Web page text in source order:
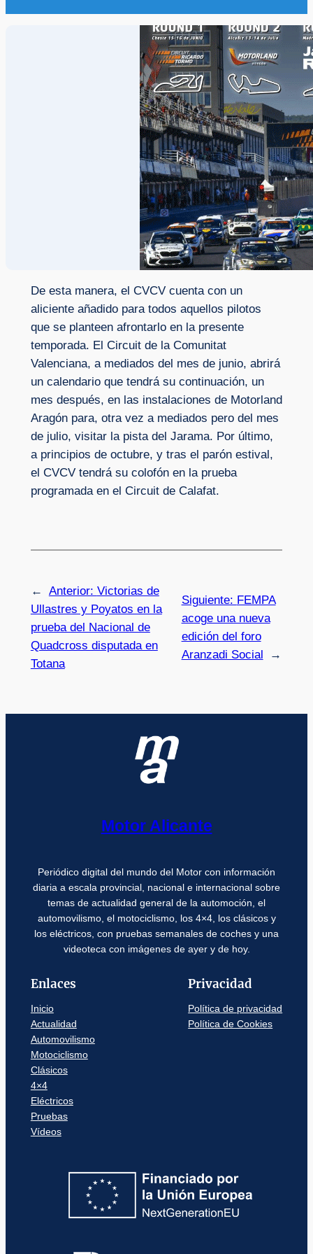
De esta manera, el CVCV cuenta con un
aliciente añadido para todos aquellos pilotos
que se planteen afrontarlo en la presente
temporada. El Circuit de la Comunitat
Valenciana, a mediados del mes de junio, abrirá
un calendario que tendrá su continuación, un
mes después, en las instalaciones de Motorland
Aragón para, otra vez a mediados pero del mes
de julio, visitar la pista del Jarama. Por último,
a principios de octubre, y tras el parón estival,
el CVCV tendrá su colofón en la prueba
programada en el Circuit de Calafat.
← Anterior: Victorias de
Ullastres y Poyatos en la
prueba del Nacional de
Quadcross disputada en
Totana
Siguiente: FEMPA
acoge una nueva
edición del foro
Aranzadi Social
→
Motor Alicante
Periódico digital del mundo del Motor con información
diaria a escala provincial, nacional e internacional sobre
temas de actualidad general de la automoción, el
automovilismo, el motociclismo, los 4×4, los clásicos y
los eléctricos, con pruebas semanales de coches y una
videoteca con imágenes de ayer y de hoy.
Enlaces
Inicio
Actualidad
Automovilismo
Motociclismo
Clásicos
4×4
Eléctricos
Pruebas
Vídeos
Privacidad
Política de privacidad
Política de Cookies